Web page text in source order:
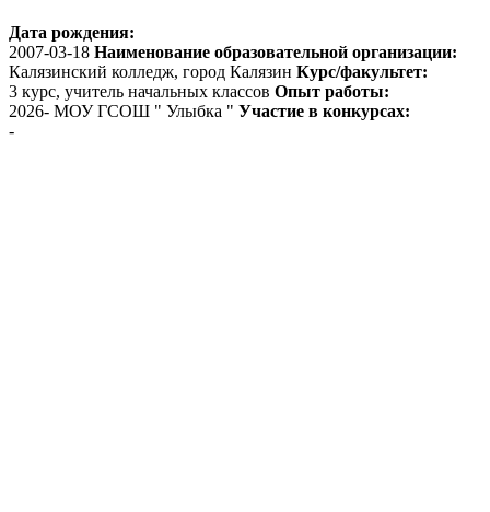
Дата рождения:
2007-03-18 Наименование образовательной организации:
Калязинский колледж, город Калязин Курс/факультет:
3 курс, учитель начальных классов Опыт работы:
2026- МОУ ГСОШ " Улыбка " Участие в конкурсах:
-